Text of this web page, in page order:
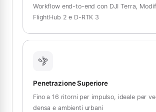
Workflow end-to-end con DJI Terra,
FlightHub 2 e D-RTK 3
Penetrazione Superiore
Fino a 16 ritorni per impulso, ideale per
densa e ambienti urbani